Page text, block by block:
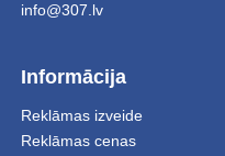
info@307.lv
Informācija
Reklāmas izveide
Reklāmas cenas